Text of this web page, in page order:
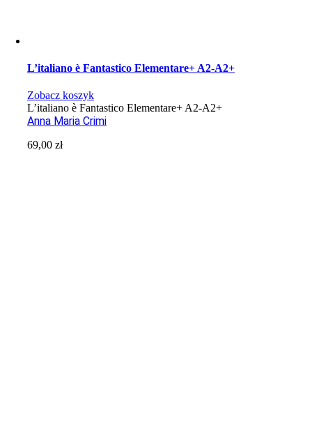
L’italiano è Fantastico Elementare+ A2-A2+
Zobacz koszyk
L’italiano è Fantastico Elementare+ A2-A2+
Anna Maria Crimi
69,00zł